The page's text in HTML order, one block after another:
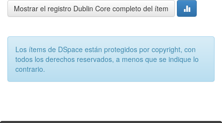
Mostrar el registro Dublin Core completo del ítem
Los ítems de DSpace están protegidos por copyright, con
todos los derechos reservados, a menos que se indique lo
contrario.